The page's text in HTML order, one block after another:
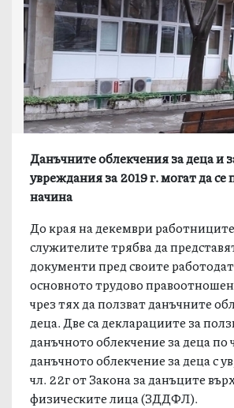
Данъчните облекчения за деца и
увреждания за 2019 г. могат да се
начина
До края на декември
служителите трябва да
документи пред своите
основното трудово
чрез тях да ползват данъчните
деца. Две са декларациите за
данъчното облекчение за деца по
данъчното облекчение за деца с
чл. 22г от Закона за данъците
физическите лица (ЗДДФЛ).